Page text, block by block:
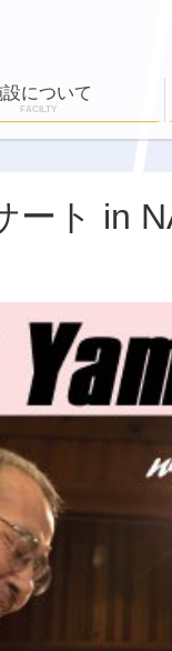
について
FACILTY
ート in